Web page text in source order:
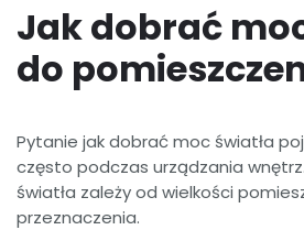
Jak dobrać
do
Pytanie jak dobrać moc światła
często podczas urządzania
światła zależy od wielkości
przeznaczenia.